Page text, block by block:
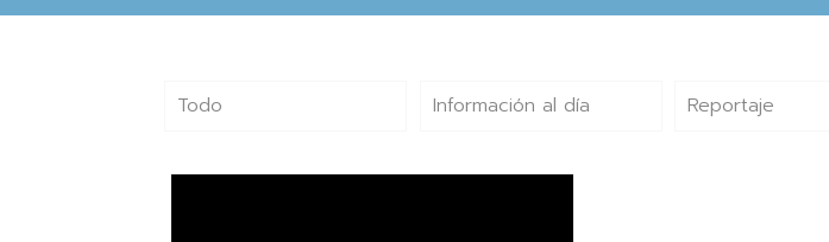
Todo Información al día Reportaje